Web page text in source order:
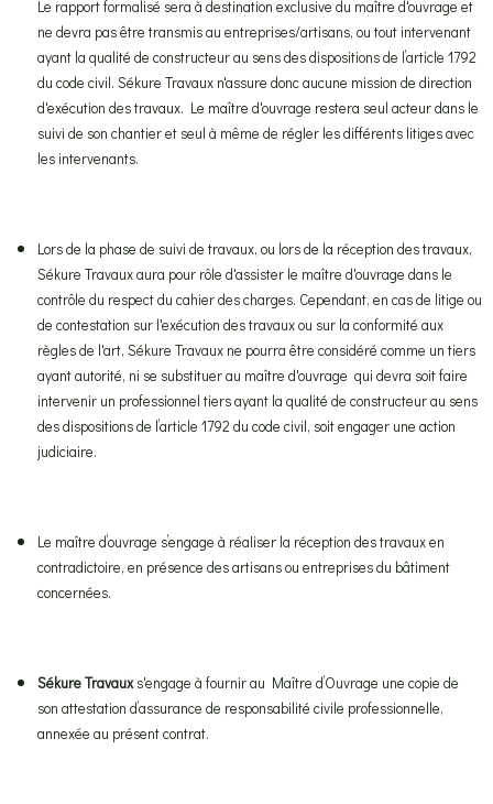
Le rapport formalisé sera à destination exclusive du maître d'ouvrage et
ne devra pas être transmis au entreprises/artisans, ou tout intervenant
ayant la qualité de constructeur au sens des dispositions de l’article 1792
du code civil. Sékure Travaux n'assure donc aucune mission de direction
d'exécution des travaux. Le maître d'ouvrage restera seul acteur dans le
suivi de son chantier et seul à même de régler les différents litiges avec
les intervenants.
Lors de la phase de suivi de travaux, ou lors de la réception des travaux,
Sékure Travaux aura pour rôle d'assister le maître d'ouvrage dans le
contrôle du respect du cahier des charges. Cependant, en cas de litige ou
de contestation sur l'exécution des travaux ou sur la conformité aux
règles de l'art, Sékure Travaux ne pourra être considéré comme un tiers
ayant autorité, ni se substituer au maître d'ouvrage qui devra soit faire
intervenir un professionnel tiers ayant la qualité de constructeur au sens
des dispositions de l’article 1792 du code civil, soit engager une action
judiciaire.
Le maître d’ouvrage s’engage à réaliser la réception des travaux en
contradictoire, en présence des artisans ou entreprises du bâtiment
concernées.
Sékure Travaux s'engage à fournir au Maître d’Ouvrage une copie de
son attestation d’assurance de responsabilité civile professionnelle,
annexée au présent contrat.